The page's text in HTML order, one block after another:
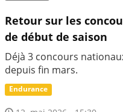
Retour sur les
de début de saison
Déjà 3 concours
depuis fin mars.
Endurance